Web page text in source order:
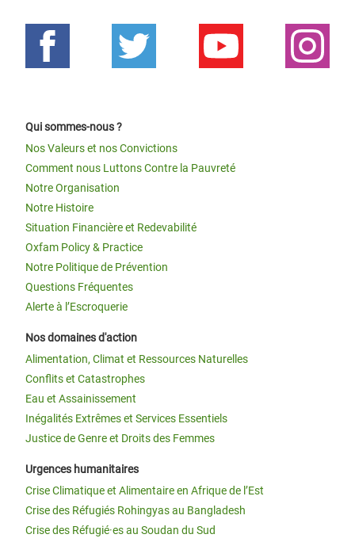
Qui sommes-nous ?
Nos Valeurs et nos Convictions
Comment nous Luttons Contre la Pauvreté
Notre Organisation
Notre Histoire
Situation Financière et Redevabilité
Oxfam Policy & Practice
Notre Politique de Prévention
Questions Fréquentes
Alerte à l’Escroquerie
Nos domaines d'action
Alimentation, Climat et Ressources Naturelles
Conflits et Catastrophes
Eau et Assainissement
Inégalités Extrêmes et Services Essentiels
Justice de Genre et Droits des Femmes
Urgences humanitaires
Crise Climatique et Alimentaire en Afrique de l’Est
Crise des Réfugiés Rohingyas au Bangladesh
Crise des Réfugié·es au Soudan du Sud